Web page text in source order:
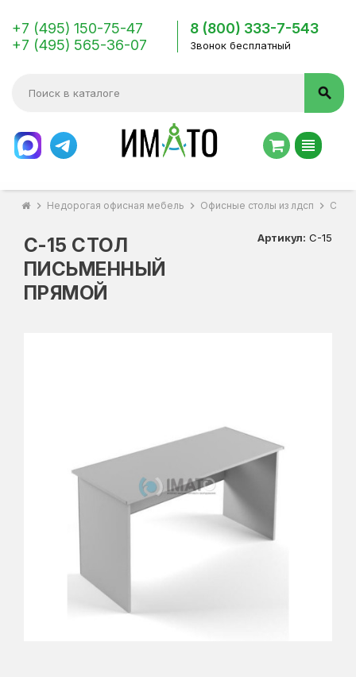
+7 (495) 150-75-47
+7 (495) 565-36-07
8 (800) 333-7-543
Звонок бесплатный
search
view_headline
chevron_right Недорогая офисная мебель chevron_right Офисные столы из лдсп chevron_right С-15
С-15 СТОЛ
ПИСЬМЕННЫЙ
ПРЯМОЙ
Артикул: С-15